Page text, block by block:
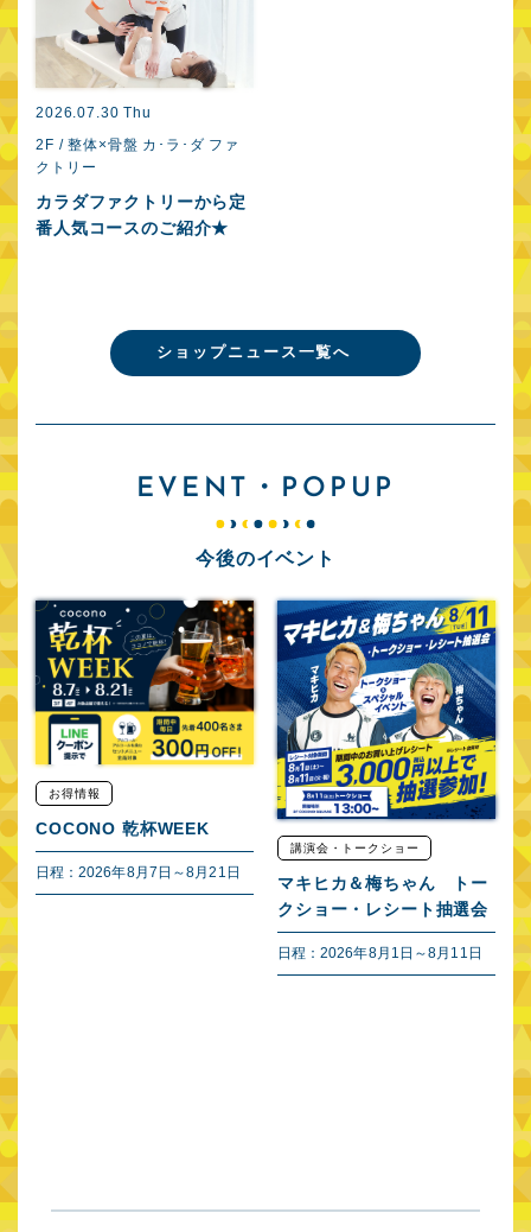
2026.07.30 Thu
2F / 整体×骨盤 カ･ラ･ダ ファ
クトリー
カラダファクトリーから定
番人気コースのご紹介★
ショップニュース一覧へ
EVENT・POPUP
今後のイベント
お得情報
COCONO 乾杯WEEK
日程： 2026年8月7日～8月21日
講演会・トークショー
マキヒカ＆梅ちゃん トー
クショー・レシート抽選会
日程： 2026年8月1日～8月11日